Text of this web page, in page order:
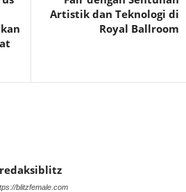
Artistik dan Teknologi di
Royal Ballroom
redaksiblitz
blitzfemale.com